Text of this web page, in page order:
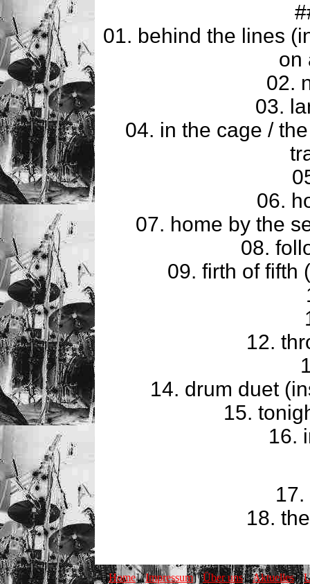
01. behind the lines
on
02.
03.
04. in the cage /
06.
07. home by the
08.
09. firth of fifth
12.
14. drum duet
15.
16.
17.
18.
[Home] [Impressum] [Über uns] [Aktuelles] [